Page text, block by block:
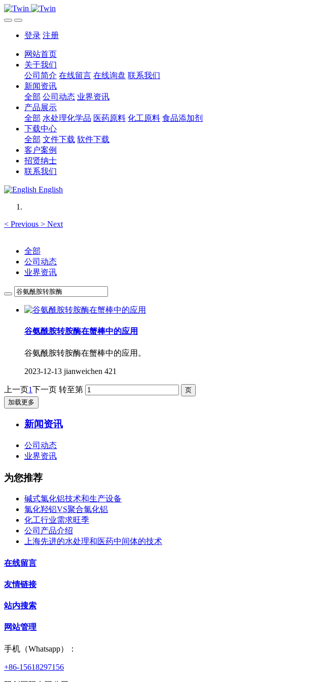
登录 注册
网站首页
关于我们
公司简介 在线留言 在线询盘 联系我们
新闻资讯
全部 公司动态 业界资讯
产品展示
全部 水处理化学品 医药原料 化工原料 食品添加剂
下载中心
全部 文件下载 软件下载
客户案例
招贤纳士
联系我们
English
< Previous > Next
全部
公司动态
业界资讯
谷氨酰胺转胺酶在蟹棒中的应用
谷氨酰胺转胺酶在蟹棒中的应用。
2023-12-13 jianweichen 421
上一页1下一页 转至第
加载更多
新闻资讯
公司动态
业界资讯
为您推荐
碱式氯化铝技术和生产设备
氯化羟铝VS聚合氯化铝
化工行业需求旺季
公司产品介绍
上海先进的水处理和医药中间体的技术
在线留言
友情链接
站内搜索
网站管理
手机（Whatsapp）：
+86-15618297156